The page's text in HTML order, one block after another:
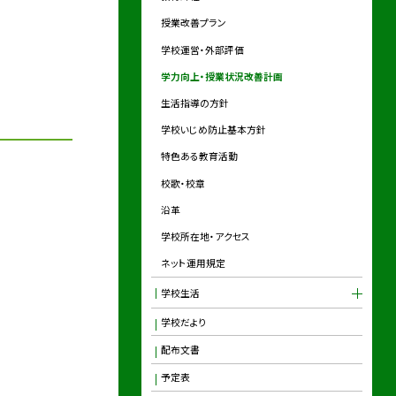
授業改善プラン
学校運営・外部評価
学力向上・授業状況改善計画
生活指導の方針
学校いじめ防止基本方針
特色ある教育活動
校歌・校章
沿革
学校所在地・アクセス
ネット運用規定
学校生活
学校だより
配布文書
予定表